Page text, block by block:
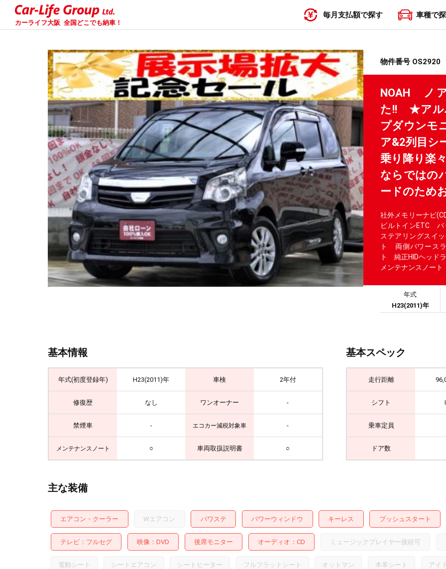
カーライフ大阪 全国どこでも納車！
毎月支払額で探す 車種で
物件番号 OS2920
NOAH ノ
た!! ★アル
プダウンモ
ア&2列目シ
乗り降り楽
ならではの
ードのため
社外メモリーナビ
ビルトインETC
ステアリングスイ
ト 両側パワース
ト 純正HIDヘッド
メンテナンスノー
年式
H23(2011)年
基本情報
年式(初度登録年) H23(2011)年 車検 2年付
修復歴 なし ワンオーナー -
禁煙車 - エコカー減税対象車 -
メンテナンスノート ○ 車両取扱説明書 ○
基本スペック
走行距離
シフト
乗車定員
ドア数
主な装備
エアコン・クーラー Wエアコン パワステ パワーウィンドウ キーレス プッシュスタート
テレビ フルセグ 映像 DVD 後席モニター オーディオ CD ミュージックプレイヤー接続可
電動シート シートエアコン シートヒーター フルフラットシート オットマン 本革シート アイ